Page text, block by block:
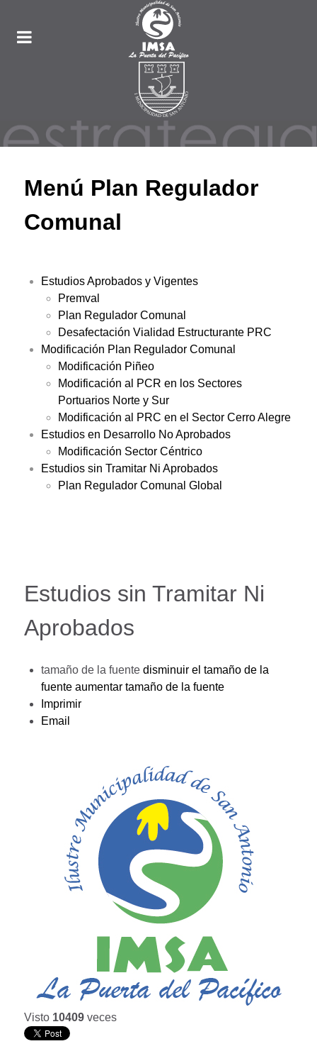
Menú Plan Regulador
Comunal
Estudios Aprobados y Vigentes
Premval
Plan Regulador Comunal
Desafectación Vialidad Estructurante PRC
Modificación Plan Regulador Comunal
Modificación Piñeo
Modificación al PCR en los Sectores
Portuarios Norte y Sur
Modificación al PRC en el Sector Cerro Alegre
Estudios en Desarrollo No Aprobados
Modificación Sector Céntrico
Estudios sin Tramitar Ni Aprobados
Plan Regulador Comunal Global
Estudios sin Tramitar Ni
Aprobados
tamaño de la fuente disminuir el tamaño de la
fuente aumentar tamaño de la fuente
Imprimir
Email
Visto 10409 veces